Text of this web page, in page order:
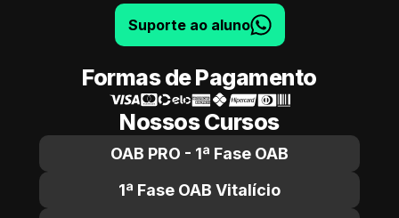
Suporte ao aluno
Formas de Pagamento
Nossos Cursos
OAB PRO - 1ª Fase OAB
1ª Fase OAB Vitalício